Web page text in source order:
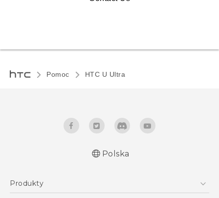
Pomoc HTC U Ultra‎
Polska
Produkty